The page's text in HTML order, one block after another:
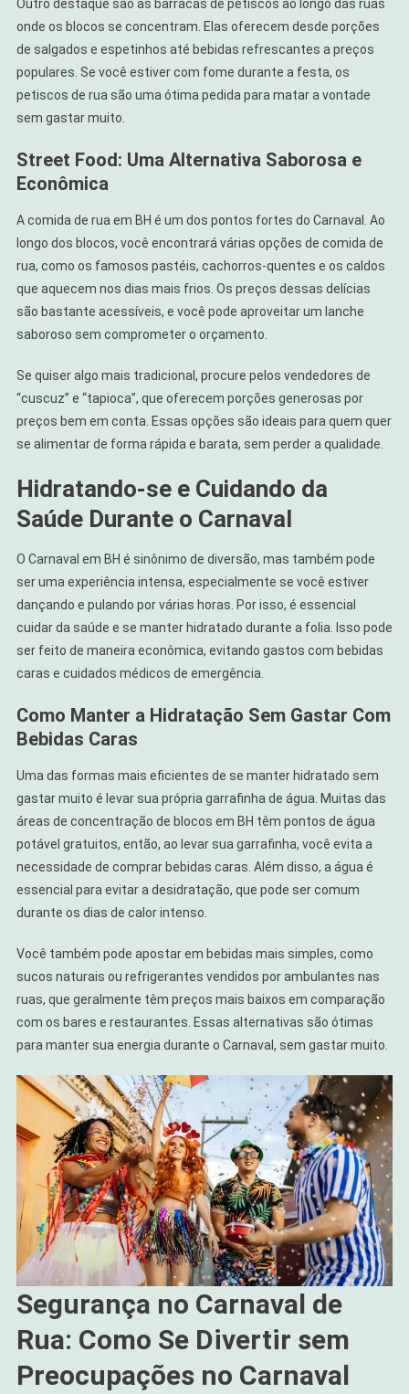
Outro destaque são as barracas de petiscos ao longo das ruas
onde os blocos se concentram. Elas oferecem desde porções
de salgados e espetinhos até bebidas refrescantes a preços
populares. Se você estiver com fome durante a festa, os
petiscos de rua são uma ótima pedida para matar a vontade
sem gastar muito.
Street Food: Uma Alternativa Saborosa e
Econômica
A comida de rua em BH é um dos pontos fortes do Carnaval. Ao
longo dos blocos, você encontrará várias opções de comida de
rua, como os famosos pastéis, cachorros-quentes e os caldos
que aquecem nos dias mais frios. Os preços dessas delícias
são bastante acessíveis, e você pode aproveitar um lanche
saboroso sem comprometer o orçamento.
Se quiser algo mais tradicional, procure pelos vendedores de
“cuscuz” e “tapioca”, que oferecem porções generosas por
preços bem em conta. Essas opções são ideais para quem quer
se alimentar de forma rápida e barata, sem perder a qualidade.
Hidratando-se e Cuidando da
Saúde Durante o Carnaval
O Carnaval em BH é sinônimo de diversão, mas também pode
ser uma experiência intensa, especialmente se você estiver
dançando e pulando por várias horas. Por isso, é essencial
cuidar da saúde e se manter hidratado durante a folia. Isso pode
ser feito de maneira econômica, evitando gastos com bebidas
caras e cuidados médicos de emergência.
Como Manter a Hidratação Sem Gastar Com
Bebidas Caras
Uma das formas mais eficientes de se manter hidratado sem
gastar muito é levar sua própria garrafinha de água. Muitas das
áreas de concentração de blocos em BH têm pontos de água
potável gratuitos, então, ao levar sua garrafinha, você evita a
necessidade de comprar bebidas caras. Além disso, a água é
essencial para evitar a desidratação, que pode ser comum
durante os dias de calor intenso.
Você também pode apostar em bebidas mais simples, como
sucos naturais ou refrigerantes vendidos por ambulantes nas
ruas, que geralmente têm preços mais baixos em comparação
com os bares e restaurantes. Essas alternativas são ótimas
para manter sua energia durante o Carnaval, sem gastar muito.
Segurança no Carnaval de
Rua: Como Se Divertir sem
Preocupações no Carnaval